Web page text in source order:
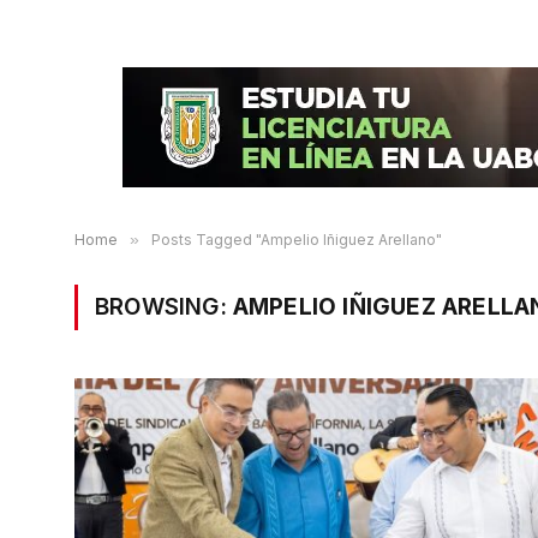
Home » Posts Tagged "Ampelio Iñiguez Arellano"
BROWSING: AMPELIO IÑIGUEZ